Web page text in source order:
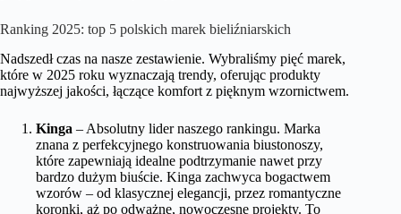
Ranking 2025: top 5 polskich marek bieliźniarskich
Nadszedł czas na nasze zestawienie. Wybraliśmy pięć marek,
które w 2025 roku wyznaczają trendy, oferując produkty
najwyższej jakości, łączące komfort z pięknym wzornictwem.
Kinga – Absolutny lider naszego rankingu. Marka
znana z perfekcyjnego konstruowania biustonoszy,
które zapewniają idealne podtrzymanie nawet przy
bardzo dużym biuście. Kinga zachwyca bogactwem
wzorów – od klasycznej elegancji, przez romantyczne
koronki, aż po odważne, nowoczesne projekty. To